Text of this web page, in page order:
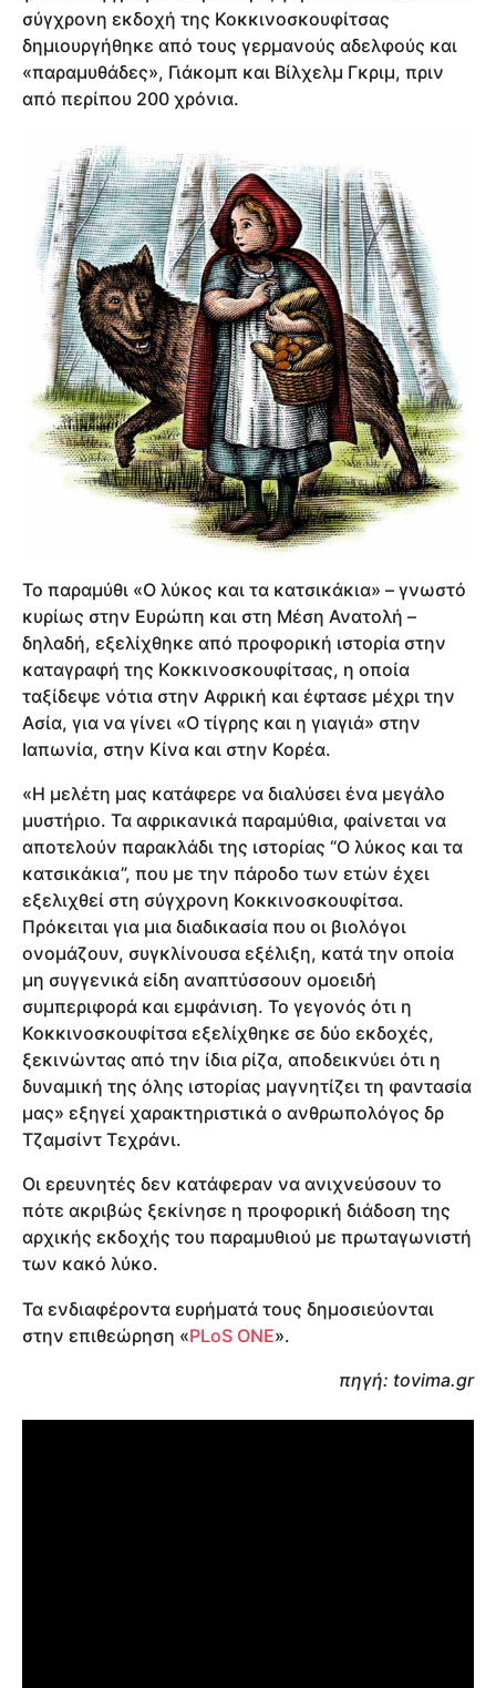
σύγχρονη εκδοχή της Κοκκινοσκουφίτσας
δημιουργήθηκε από τους γερμανούς αδελφούς και
«παραμυθάδες», Γιάκομπ και Βίλχελμ Γκριμ, πριν
από περίπου 200 χρόνια.
Το παραμύθι «Ο λύκος και τα κατσικάκια» – γνωστό
κυρίως στην Ευρώπη και στη Μέση Ανατολή –
δηλαδή, εξελίχθηκε από προφορική ιστορία στην
καταγραφή της Κοκκινοσκουφίτσας, η οποία
ταξίδεψε νότια στην Αφρική και έφτασε μέχρι την
Ασία, για να γίνει «Ο τίγρης και η γιαγιά» στην
Ιαπωνία, στην Κίνα και στην Κορέα.
«Η μελέτη μας κατάφερε να διαλύσει ένα μεγάλο
μυστήριο. Τα αφρικανικά παραμύθια, φαίνεται να
αποτελούν παρακλάδι της ιστορίας “O λύκος και τα
κατσικάκια”, που με την πάροδο των ετών έχει
εξελιχθεί στη σύγχρονη Κοκκινοσκουφίτσα.
Πρόκειται για μια διαδικασία που οι βιολόγοι
ονομάζουν, συγκλίνουσα εξέλιξη, κατά την οποία
μη συγγενικά είδη αναπτύσσουν ομοειδή
συμπεριφορά και εμφάνιση. Το γεγονός ότι η
Κοκκινοσκουφίτσα εξελίχθηκε σε δύο εκδοχές,
ξεκινώντας από την ίδια ρίζα, αποδεικνύει ότι η
δυναμική της όλης ιστορίας μαγνητίζει τη φαντασία
μας» εξηγεί χαρακτηριστικά ο ανθρωπολόγος δρ
Τζαμσίντ Τεχράνι.
Οι ερευνητές δεν κατάφεραν να ανιχνεύσουν το
πότε ακριβώς ξεκίνησε η προφορική διάδοση της
αρχικής εκδοχής του παραμυθιού με πρωταγωνιστή
των κακό λύκο.
Τα ενδιαφέροντα ευρήματά τους δημοσιεύονται
στην επιθεώρηση «PLoS ONE».
πηγή: tovima.gr